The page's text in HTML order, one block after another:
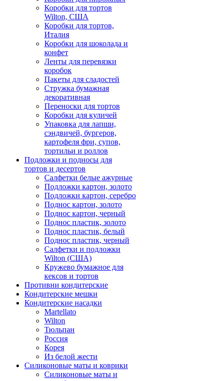
Коробки для тортов
Wilton, США
Коробки для тортов,
Италия
Коробки для шоколада и
конфет
Ленты для перевязки
коробок
Пакеты для сладостей
Стружка бумажная
декоративная
Переноски для тортов
Коробки для куличей
Упаковка для лапши,
сэндвичей, бургеров,
картофеля фри, супов,
тортильи и роллов
Подложки и подносы для
тортов и десертов
Салфетки белые ажурные
Подложки картон, золото
Подложки картон, серебро
Поднос картон, золото
Поднос картон, черный
Поднос пластик, золото
Поднос пластик, белый
Поднос пластик, черный
Салфетки и подложки
Wilton (США)
Кружево бумажное для
кексов и тортов
Противни кондитерские
Кондитерские мешки
Кондитерские насадки
Martellato
Wilton
Тюльпан
Россия
Корея
Из белой жести
Силиконовые маты и коврики
Силиконовые маты и